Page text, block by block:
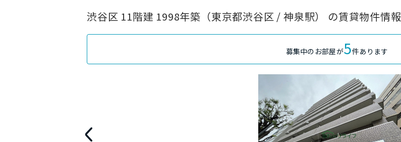
渋谷区 11階建 1998年築（東京都渋谷区 / 神泉駅） の賃貸物件情報
募集中のお部屋が5件あります